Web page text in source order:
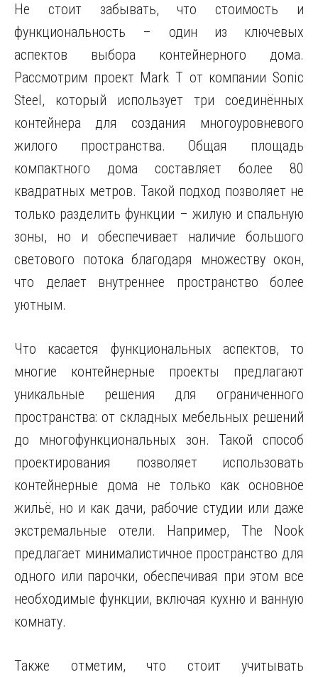
Не стоит забывать, что стоимость и
функциональность – один из ключевых
аспектов выбора контейнерного дома.
Рассмотрим проект Mark T от компании Sonic
Steel, который использует три соединённых
контейнера для создания многоуровневого
жилого пространства. Общая площадь
компактного дома составляет более 80
квадратных метров. Такой подход позволяет не
только разделить функции – жилую и спальную
зоны, но и обеспечивает наличие большого
светового потока благодаря множеству окон,
что делает внутреннее пространство более
уютным.
Что касается функциональных аспектов, то
многие контейнерные проекты предлагают
уникальные решения для ограниченного
пространства: от складных мебельных решений
до многофункциональных зон. Такой способ
проектирования позволяет использовать
контейнерные дома не только как основное
жильё, но и как дачи, рабочие студии или даже
экстремальные отели. Например, The Nook
предлагает минималистичное пространство для
одного или парочки, обеспечивая при этом все
необходимые функции, включая кухню и ванную
комнату.
Также отметим, что стоит учитывать